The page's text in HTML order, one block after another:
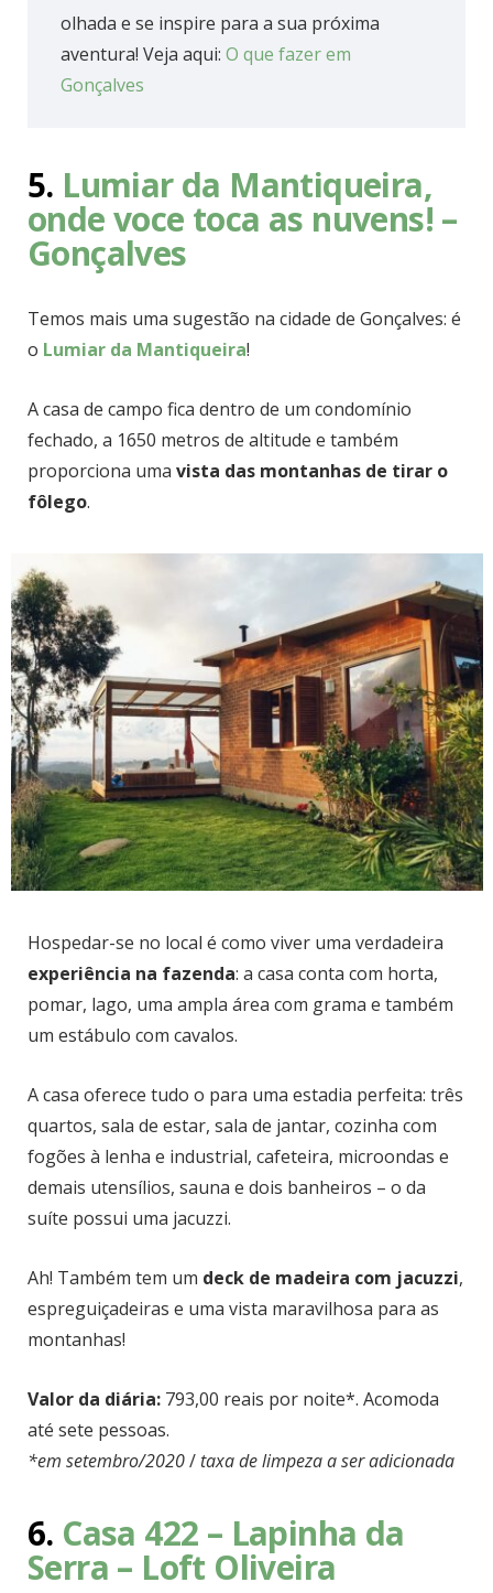
olhada e se inspire para a sua próxima
aventura! Veja aqui: O que fazer em
Gonçalves
5. Lumiar da Mantiqueira,
onde voce toca as nuvens! –
Gonçalves
Temos mais uma sugestão na cidade de Gonçalves: é
o Lumiar da Mantiqueira!
A casa de campo fica dentro de um condomínio
fechado, a 1650 metros de altitude e também
proporciona uma vista das montanhas de tirar o
fôlego.
Hospedar-se no local é como viver uma verdadeira
experiência na fazenda: a casa conta com horta,
pomar, lago, uma ampla área com grama e também
um estábulo com cavalos.
A casa oferece tudo o para uma estadia perfeita: três
quartos, sala de estar, sala de jantar, cozinha com
fogões à lenha e industrial, cafeteira, microondas e
demais utensílios, sauna e dois banheiros – o da
suíte possui uma jacuzzi.
Ah! Também tem um deck de madeira com jacuzzi,
espreguiçadeiras e uma vista maravilhosa para as
montanhas!
Valor da diária: 793,00 reais por noite*. Acomoda
até sete pessoas.
*em setembro/2020/ taxa de limpeza a ser adicionada
6. Casa 422 – Lapinha da
Serra – Loft Oliveira